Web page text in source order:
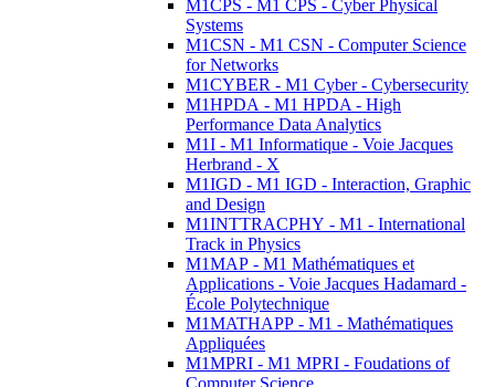
M1CPS - M1 CPS - Cyber Physical
Systems
M1CSN - M1 CSN - Computer Science
for Networks
M1CYBER - M1 Cyber - Cybersecurity
M1HPDA - M1 HPDA - High
Performance Data Analytics
M1I - M1 Informatique - Voie Jacques
Herbrand - X
M1IGD - M1 IGD - Interaction, Graphic
and Design
M1INTTRACPHY - M1 - International
Track in Physics
M1MAP - M1 Mathématiques et
Applications - Voie Jacques Hadamard -
École Polytechnique
M1MATHAPP - M1 - Mathématiques
Appliquées
M1MPRI - M1 MPRI - Foudations of
Computer Science